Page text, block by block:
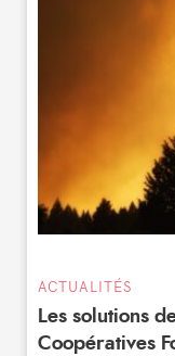
ACTUALITÉS
Les solutions
Coopératives